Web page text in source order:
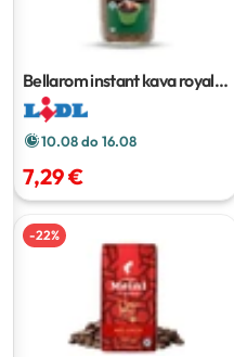
Bellarom instant kava royal
XXL 300 g
10.08 do 16.08
7,29 €
-22%